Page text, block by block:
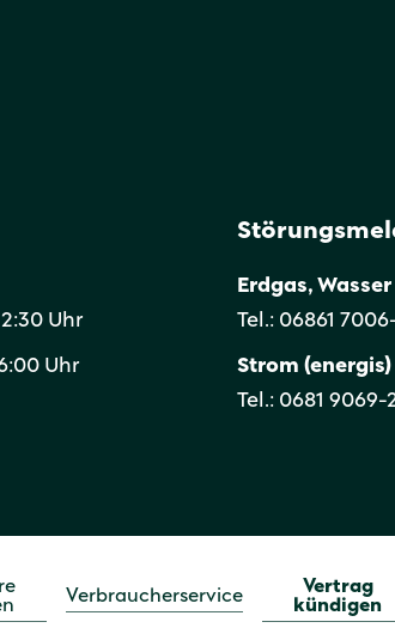
Uhr
Uhr
Erdgas,
Tel.: 06861 7006-
Strom (energis)
Tel.: 0681 9069-
Verbraucherservice
Vertrag
kündigen